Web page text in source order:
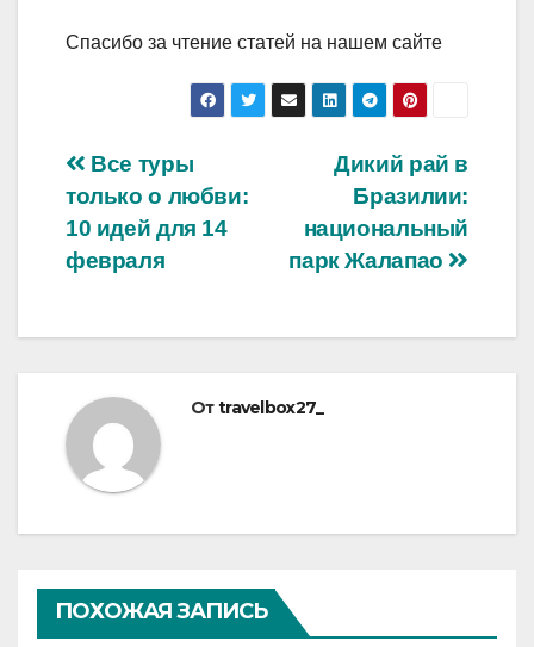
Спасибо за чтение статей на нашем сайте
Навигация
по
записям
Дикий рай в
Бразилии:
национальный
парк Жалапао
Все туры
только о любви:
10 идей для 14
февраля
Отtravelbox27_
ПОХОЖАЯ ЗАПИСЬ